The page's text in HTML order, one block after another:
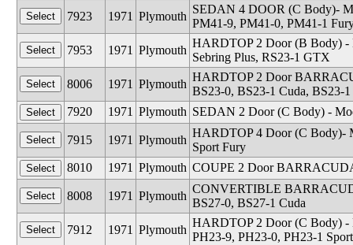
7923 1971 Plymouth
SEDAN 4 DOOR (C Body)-
PM41-9, PM41-0, PM41-1
7953
1971 Plymouth
HARDTOP 2 Door (B Body) -
Sebring Plus, RS23-1 GTX
8006
1971 Plymouth
HARDTOP 2 Door
BS23-0, BS23-1 Cuda, BS23-
7920
1971 Plymouth SEDAN 2 Door (C Body) -
7915 1971 Plymouth
HARDTOP 4 Door (C Body)-
Sport Fury
8010
1971 Plymouth COUPE 2 Door
8008 1971 Plymouth
CONVERTIBLE
BS27-0, BS27-1 Cuda
7912
1971 Plymouth
HARDTOP 2 Door (C Body) -
PH23-9, PH23-0, PH23-1